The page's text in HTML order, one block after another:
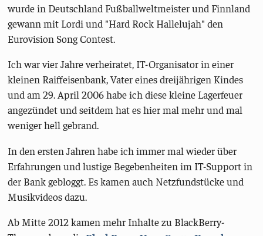
wurde in Deutschland Fußballweltmeister und Finnland
gewann mit Lordi und "Hard Rock Hallelujah" den
Eurovision Song Contest.
Ich war vier Jahre verheiratet, IT-Organisator in einer
kleinen Raiffeisenbank, Vater eines dreijährigen Kindes
und am 29. April 2006 habe ich diese kleine Lagerfeuer
angezündet und seitdem hat es hier mal mehr und mal
weniger hell gebrand.
In den ersten Jahren habe ich immer mal wieder über
Erfahrungen und lustige Begebenheiten im IT-Support in
der Bank gebloggt. Es kamen auch Netzfundstücke und
Musikvideos dazu.
Ab Mitte 2012 kamen mehr Inhalte zu BlackBerry-